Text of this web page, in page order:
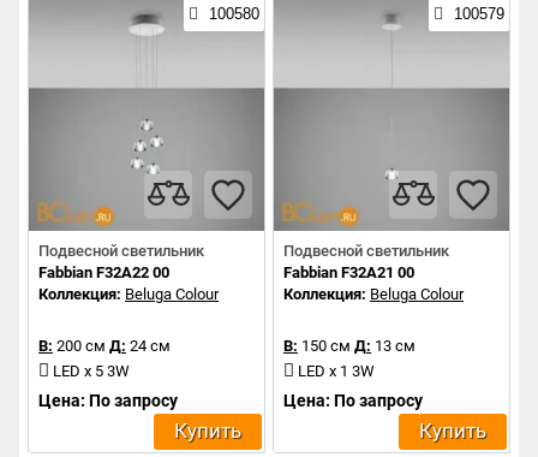
100580
Подвесной светильник
Fabbian F32A22 00
Коллекция: Beluga Colour
В: 200 см Д: 24 см
LED x 5 3W
Цена: По запросу
Купить
100579
Подвесной светильник
Fabbian F32A21 00
Коллекция: Beluga Colour
В: 150 см Д: 13 см
LED x 1 3W
Цена: По запросу
Купить